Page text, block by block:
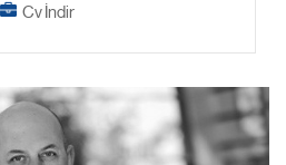
Cv İndir